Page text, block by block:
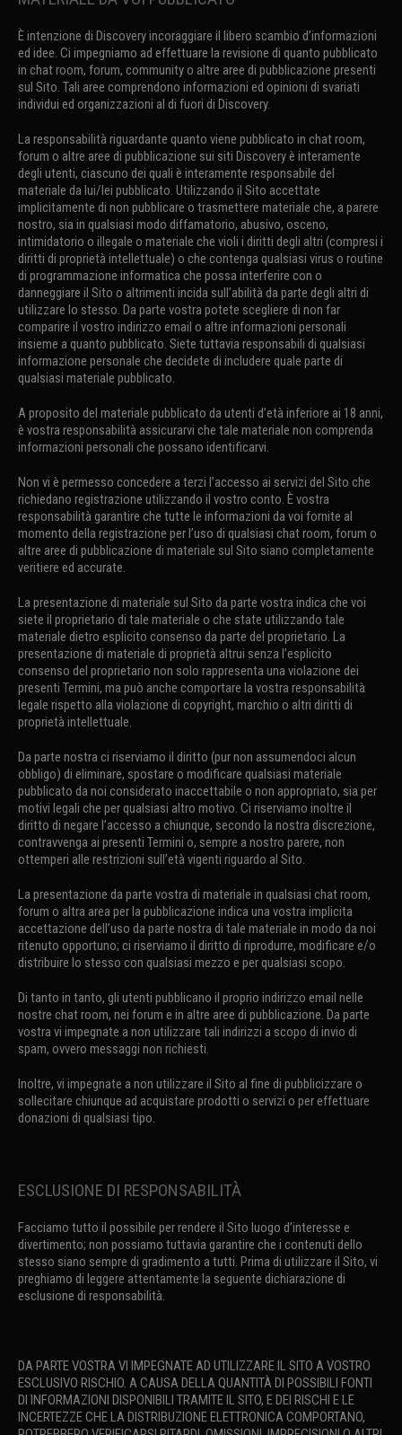
È intenzione di Discovery incoraggiare il libero scambio d’informazioni
ed idee. Ci impegniamo ad effettuare la revisione di quanto pubblicato
in chat room, forum, community o altre aree di pubblicazione presenti
sul Sito. Tali aree comprendono informazioni ed opinioni di svariati
individui ed organizzazioni al di fuori di Discovery.
La responsabilità riguardante quanto viene pubblicato in chat room,
forum o altre aree di pubblicazione sui siti Discovery è interamente
degli utenti, ciascuno dei quali è interamente responsabile del
materiale da lui/lei pubblicato. Utilizzando il Sito accettate
implicitamente di non pubblicare o trasmettere materiale che, a parere
nostro, sia in qualsiasi modo diffamatorio, abusivo, osceno,
intimidatorio o illegale o materiale che violi i diritti degli altri (compresi i
diritti di proprietà intellettuale) o che contenga qualsiasi virus o routine
di programmazione informatica che possa interferire con o
danneggiare il Sito o altrimenti incida sull’abilità da parte degli altri di
utilizzare lo stesso. Da parte vostra potete scegliere di non far
comparire il vostro indirizzo email o altre informazioni personali
insieme a quanto pubblicato. Siete tuttavia responsabili di qualsiasi
informazione personale che decidete di includere quale parte di
qualsiasi materiale pubblicato.
A proposito del materiale pubblicato da utenti d’età inferiore ai 18 anni,
è vostra responsabilità assicurarvi che tale materiale non comprenda
informazioni personali che possano identificarvi.
Non vi è permesso concedere a terzi l’accesso ai servizi del Sito che
richiedano registrazione utilizzando il vostro conto. È vostra
responsabilità garantire che tutte le informazioni da voi fornite al
momento della registrazione per l’uso di qualsiasi chat room, forum o
altre aree di pubblicazione di materiale sul Sito siano completamente
veritiere ed accurate.
La presentazione di materiale sul Sito da parte vostra indica che voi
siete il proprietario di tale materiale o che state utilizzando tale
materiale dietro esplicito consenso da parte del proprietario. La
presentazione di materiale di proprietà altrui senza l’esplicito
consenso del proprietario non solo rappresenta una violazione dei
presenti Termini, ma può anche comportare la vostra responsabilità
legale rispetto alla violazione di copyright, marchio o altri diritti di
proprietà intellettuale.
Da parte nostra ci riserviamo il diritto (pur non assumendoci alcun
obbligo) di eliminare, spostare o modificare qualsiasi materiale
pubblicato da noi considerato inaccettabile o non appropriato, sia per
motivi legali che per qualsiasi altro motivo. Ci riserviamo inoltre il
diritto di negare l’accesso a chiunque, secondo la nostra discrezione,
contravvenga ai presenti Termini o, sempre a nostro parere, non
ottemperi alle restrizioni sull’età vigenti riguardo al Sito.
La presentazione da parte vostra di materiale in qualsiasi chat room,
forum o altra area per la pubblicazione indica una vostra implicita
accettazione dell’uso da parte nostra di tale materiale in modo da noi
ritenuto opportuno; ci riserviamo il diritto di riprodurre, modificare e/o
distribuire lo stesso con qualsiasi mezzo e per qualsiasi scopo.
Di tanto in tanto, gli utenti pubblicano il proprio indirizzo email nelle
nostre chat room, nei forum e in altre aree di pubblicazione. Da parte
vostra vi impegnate a non utilizzare tali indirizzi a scopo di invio di
spam, ovvero messaggi non richiesti.
Inoltre, vi impegnate a non utilizzare il Sito al fine di pubblicizzare o
sollecitare chiunque ad acquistare prodotti o servizi o per effettuare
donazioni di qualsiasi tipo.
ESCLUSIONE DI RESPONSABILITÀ
Facciamo tutto il possibile per rendere il Sito luogo d’interesse e
divertimento; non possiamo tuttavia garantire che i contenuti dello
stesso siano sempre di gradimento a tutti. Prima di utilizzare il Sito, vi
preghiamo di leggere attentamente la seguente dichiarazione di
esclusione di responsabilità.
DA PARTE VOSTRA VI IMPEGNATE AD UTILIZZARE IL SITO A VOSTRO
ESCLUSIVO RISCHIO. A CAUSA DELLA QUANTITÀ DI POSSIBILI FONTI
DI INFORMAZIONI DISPONIBILI TRAMITE IL SITO, E DEI RISCHI E LE
INCERTEZZE CHE LA DISTRIBUZIONE ELETTRONICA COMPORTANO,